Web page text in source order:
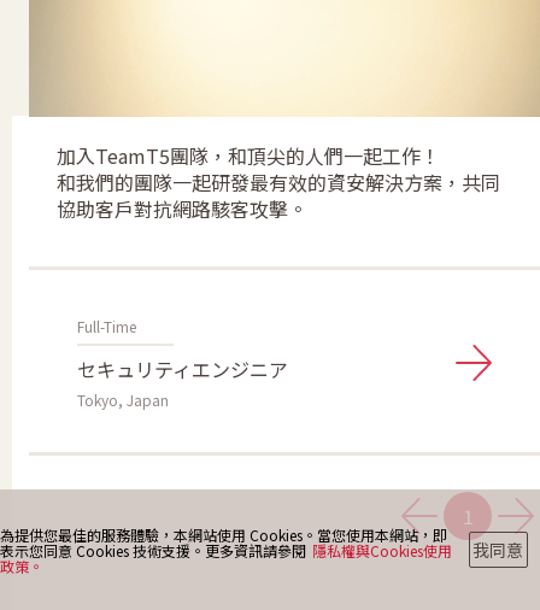
最新消息
聯絡我們
加入TeamT5團隊，和頂尖的人們一起工作！
和我們的團隊一起研發最有效的資安解決方案，共同
協助客戶對抗網路駭客攻擊。
Full-Time
セキュリティエンジニア
Tokyo, Japan
1
為提供您最佳的服務體驗，本網站使用 Cookies。當您使用本網站，即
表示您同意 Cookies 技術支援。更多資訊請參閱 隱私權與Cookies使用
政策。
我同意